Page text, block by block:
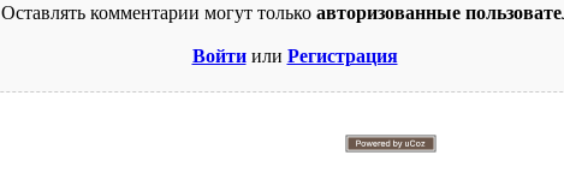
Оставлять комментарии могут только авторизованные
Войтиили Регистрация